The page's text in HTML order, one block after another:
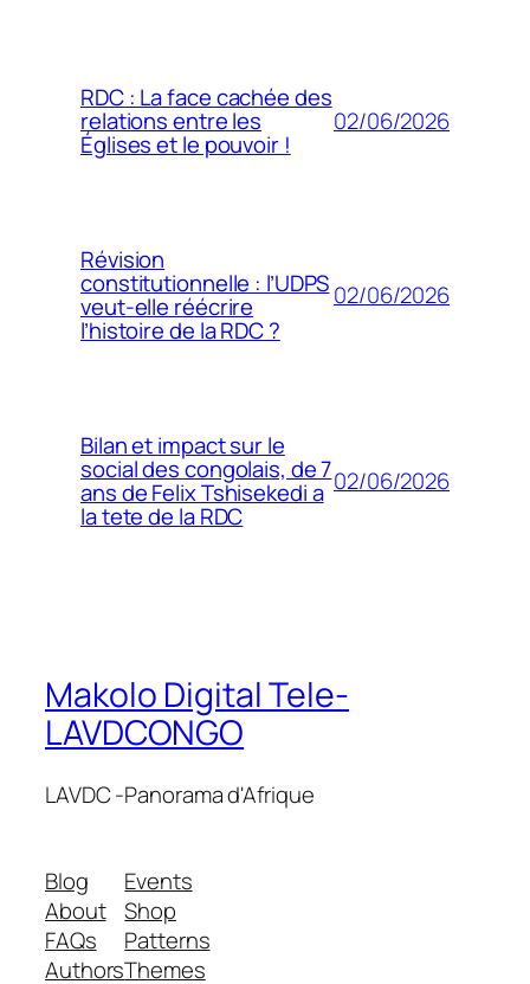
RDC : La face cachée des
relations entre les
Églises et le pouvoir !
02/06/2026
Révision
constitutionnelle : l’UDPS
veut-elle réécrire
l’histoire de la RDC ?
02/06/2026
Bilan et impact sur le
social des congolais, de 7
ans de Felix Tshisekedi a
la tete de la RDC
02/06/2026
Makolo Digital Tele-
LAVDCONGO
LAVDC -Panorama d'Afrique
Blog
About
FAQs
Authors
Events
Shop
Patterns
Themes